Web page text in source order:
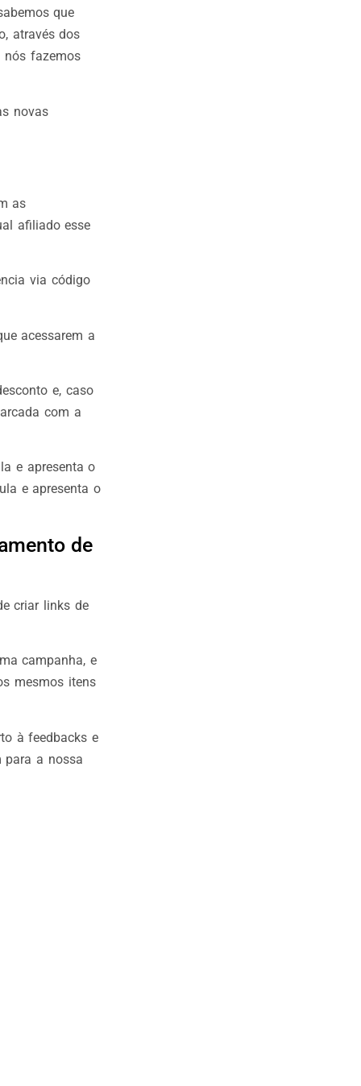
que
através dos
nós fazemos
novas
as
afiliado esse
via código
acessarem a
e, caso
com a
e apresenta o
e apresenta o
de
criar links de
campanha, e
mesmos itens
à feedbacks e
para a nossa